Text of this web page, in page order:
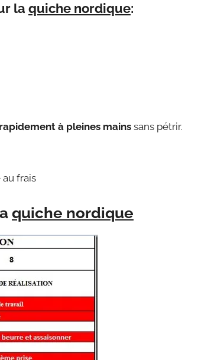
la quiche nordique:
à pleines mainssans pétrir.
frais
quiche nordique